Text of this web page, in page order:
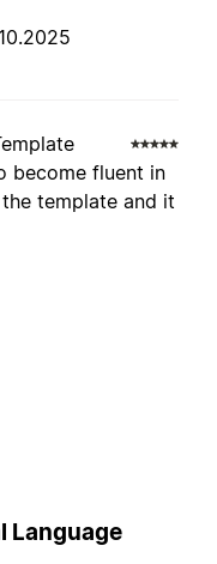
become fluent in
template and it
Language